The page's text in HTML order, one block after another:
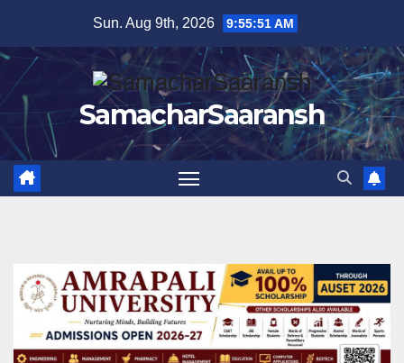
content
Sun. Aug 9th, 2026 9:55:52 AM
SamacharSaaransh